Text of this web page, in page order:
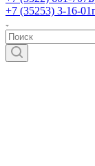
+7 (35253) 3-16-01